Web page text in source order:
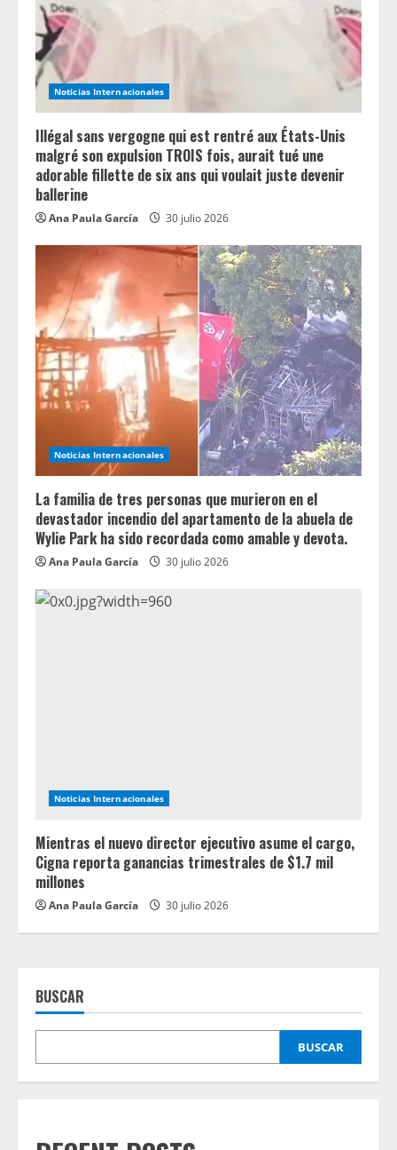
d
i
n
g
Noticias Internacionales
Illégal sans vergogne qui est rentré aux États-Unis
malgré son expulsion TROIS fois, aurait tué une
adorable fillette de six ans qui voulait juste devenir
ballerine
Ana Paula García 30 julio 2026
Noticias Internacionales
La familia de tres personas que murieron en el
devastador incendio del apartamento de la abuela de
Wylie Park ha sido recordada como amable y devota.
Ana Paula García 30 julio 2026
Noticias Internacionales
Mientras el nuevo director ejecutivo asume el cargo,
Cigna reporta ganancias trimestrales de $1.7 mil
millones
Ana Paula García 30 julio 2026
BUSCAR
BUSCAR